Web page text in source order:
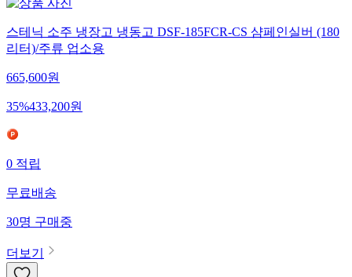
스테닉 소주 냉장고 냉동고 DSF-185FCR-CS 샴페인실버 (180
리터)/주류 업소용
665,600원
35%433,200원
0 적립
무료배송
30명 구매중
더보기